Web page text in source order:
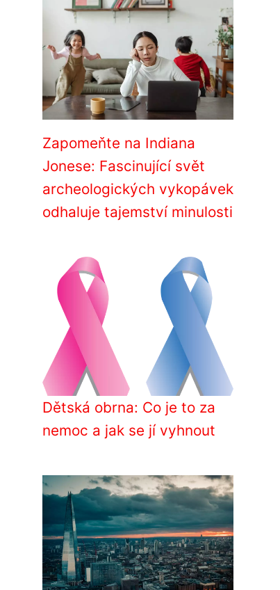
Zapomeňte na Indiana
Jonese: Fascinující svět
archeologických vykopávek
odhaluje tajemství minulosti
Dětská obrna: Co je to za
nemoc a jak se jí vyhnout